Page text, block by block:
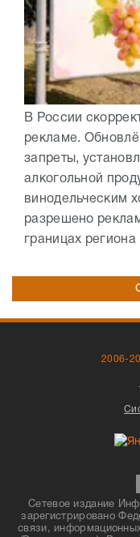
В России
рекламе.
запреты,
алкогольной
винодельческим
разрешено
границах
2006-
Сетевое издание
зарегистрировано
связи,